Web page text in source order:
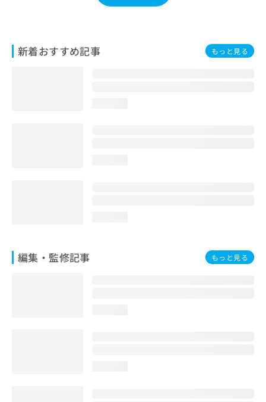
新着おすすめ記事 もっと見る
編集・監修記事 もっと見る
合
わ